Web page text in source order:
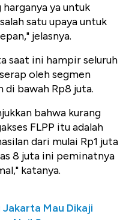
ya untuk
satu upaya untuk
jelasnya.
saat ini hampir seluruh
oleh segmen
di bawah Rp8 juta.
bahwa kurang
FLPP itu adalah
dari mulai Rp1 juta
8 juta ini peminatnya
katanya.
Mau Dikaji